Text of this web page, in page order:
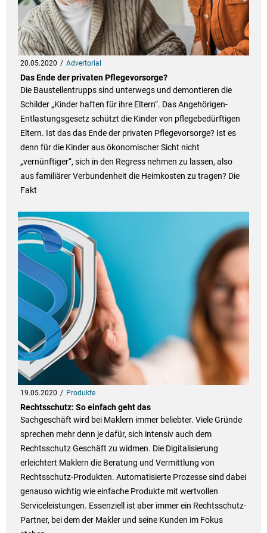
20.05.2020 Advertorial
Das Ende der privaten Pflegevorsorge?
Die Baustellentrupps sind unterwegs und demontieren die
Schilder „Kinder haften für ihre Eltern“. Das Angehörigen-
Entlastungsgesetz schützt die Kinder von pflegebedürftigen
Eltern. Ist das das Ende der privaten Pflegevorsorge? Ist es
denn für die Kinder aus ökonomischer Sicht nicht
„vernünftiger“, sich in den Regress nehmen zu lassen, also
aus familiärer Verbundenheit die Heimkosten zu tragen? Die
Fakt
19.05.2020 Produkte
Rechtsschutz: So einfach geht das
Sachgeschäft wird bei Maklern immer beliebter. Viele Gründe
sprechen mehr denn je dafür, sich intensiv auch dem
Rechtsschutz Geschäft zu widmen. Die Digitalisierung
erleichtert Maklern die Beratung und Vermittlung von
Rechtsschutz-Produkten. Automatisierte Prozesse sind dabei
genauso wichtig wie einfache Produkte mit wertvollen
Serviceleistungen. Essenziell ist aber immer ein Rechtsschutz-
Partner, bei dem der Makler und seine Kunden im Fokus